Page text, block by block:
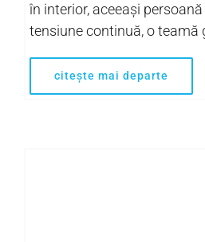
în interior, aceeași
tensiune continuă, o teamă
citește mai departe